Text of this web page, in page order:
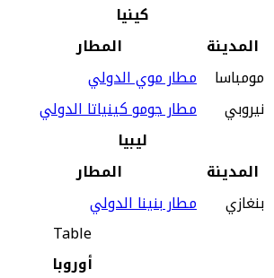
كينيا
المدينة
المطار
مومباسا
مطار موي الدولي
نيروبي
مطار جومو كينياتا الدولي
ليبيا
المدينة
المطار
بنغازي
مطار بنينا الدولي
Table
أوروبا